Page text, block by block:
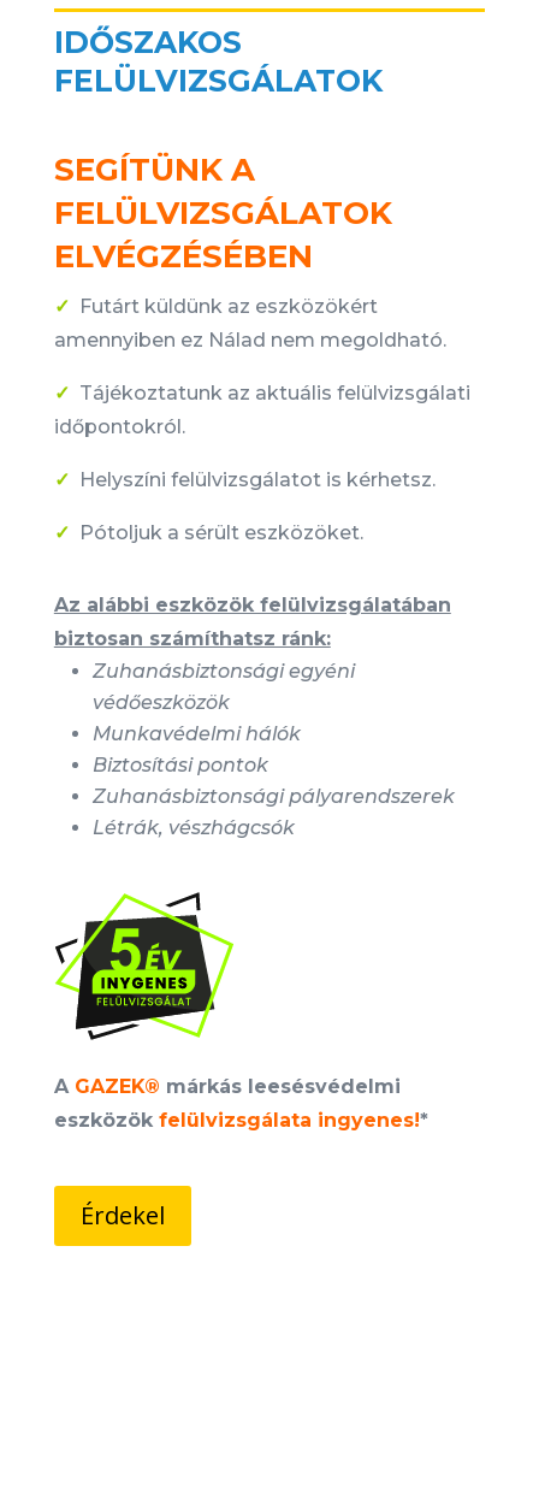
IDŐSZAKOS
FELÜLVIZSGÁLATOK
SEGÍTÜNK A
FELÜLVIZSGÁLATOK
ELVÉGZÉSÉBEN
✓ Futárt küldünk az eszközökért
amennyiben ez Nálad nem megoldható.
✓ Tájékoztatunk az aktuális felülvizsgálati
időpontokról.
✓ Helyszíni felülvizsgálatot is kérhetsz.
✓ Pótoljuk a sérült eszközöket.
Az alábbi eszközök felülvizsgálatában
biztosan számíthatsz ránk:
Zuhanásbiztonsági egyéni
védőeszközök
Munkavédelmi hálók
Biztosítási pontok
Zuhanásbiztonsági pályarendszerek
Létrák, vészhágcsók
A GAZEK® márkás leesésvédelmi
eszközökfelülvizsgálata ingyenes!*
Érdekel